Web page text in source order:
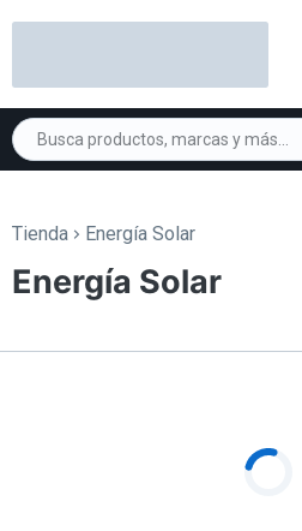
Tienda Energía Solar
Energía Solar